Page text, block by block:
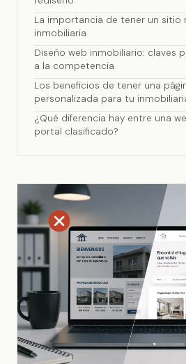
La importancia de tener un sitio
inmobiliaria
Diseño web inmobiliario: claves
a la competencia
Los beneficios de tener una
personalizada para tu
¿Qué diferencia hay entre una
portal clasificado?